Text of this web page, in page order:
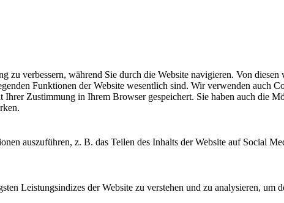
zu verbessern, während Sie durch die Website navigieren. Von
Funktionen der Website wesentlich sind. Wir verwenden auch
Ihrer Zustimmung in Ihrem Browser gespeichert. Sie haben auch die
auszuführen, z. B. das Teilen des Inhalts der Website auf Social
Leistungsindizes der Website zu verstehen und zu analysieren, um